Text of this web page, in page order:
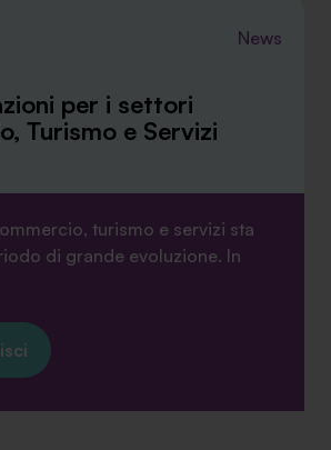
News
per i settori
Turismo e Servizi
turismo e servizi sta
di grande evoluzione. In